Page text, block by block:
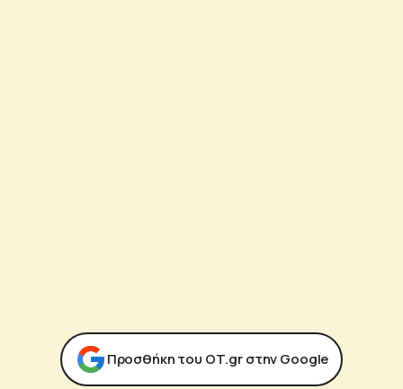
Προσθήκη του ΟΤ.gr στην Google